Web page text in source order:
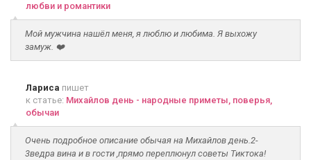
любви и романтики
Мой мужчина нашёл меня, я люблю и любима. Я выхожу
замуж. ❤️
Лариса пишет
к статье: Михайлов день - народные приметы, поверья,
обычаи
Очень подробное описание обычая на Михайлов день.2-
3ведра вина и в гости ,прямо переплюнул советы Тиктока!